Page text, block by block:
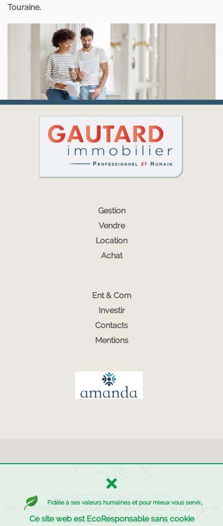
Touraine.
Fidèle à ses valeurs humaines et pour mieux vous servir,
Ce site web est EcoResponsable sans cookie
Gestion
Vendre
Location
Achat
Ent & Com
Investir
Contacts
Mentions
GAUTARD Immobilier
loue des maisons pour le compte de
bailleur sur toute l'Indre-et-loire